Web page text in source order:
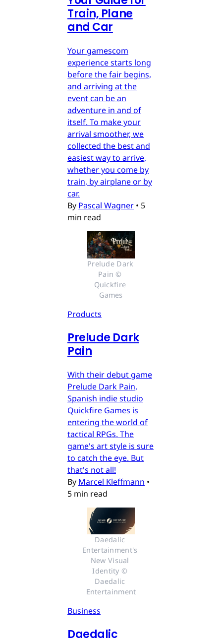
Train, Plane
and Car
Your gamescom
experience starts long
before the fair begins,
and arriving at the
event can be an
adventure in and of
itself. To make your
arrival smoother, we
collected the best and
easiest way to arrive,
whether you come by
train, by airplane or by
car.
By Pascal Wagner • 5
min read
Prelude Dark
Pain ©
Quickfire
Games
Products
Prelude Dark
Pain
With their debut game
Prelude Dark Pain,
Spanish indie studio
Quickfire Games is
entering the world of
tactical RPGs. The
game's art style is sure
to catch the eye. But
that's not all!
By Marcel Kleffmann •
5 min read
Daedalic
Entertainment's
New Visual
Identity ©
Daedalic
Entertainment
Business
Daedalic